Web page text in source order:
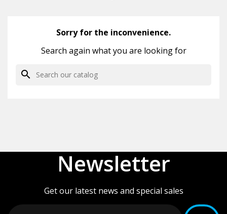
Sorry for the inconvenience.
Search again what you are looking for
search
Newsletter
Get our latest news and special sales